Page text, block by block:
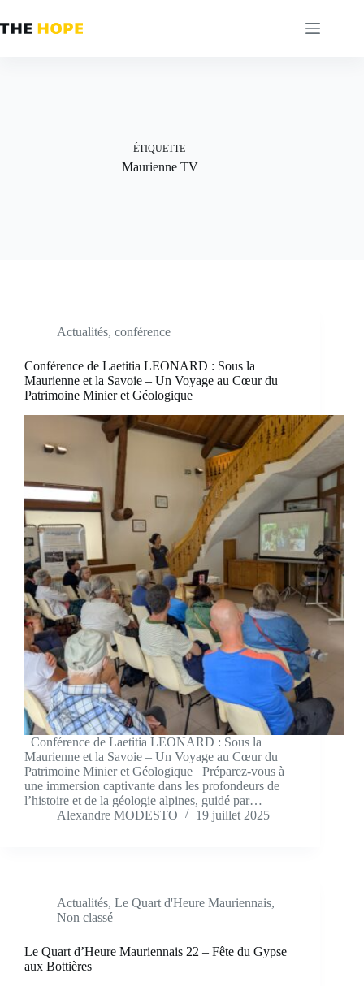
au
contenu
ÉTIQUETTE
Maurienne TV
Actualités, conférence
Conférence de Laetitia LEONARD : Sous la
Maurienne et la Savoie – Un Voyage au Cœur du
Patrimoine Minier et Géologique
Conférence de Laetitia LEONARD : Sous la
Maurienne et la Savoie – Un Voyage au Cœur du
Patrimoine Minier et Géologique Préparez-vous à
une immersion captivante dans les profondeurs de
l’histoire et de la géologie alpines, guidé par…
Alexandre MODESTO
19 juillet 2025
Actualités, Le Quart d'Heure Mauriennais,
Non classé
Le Quart d’Heure Mauriennais 22 – Fête du Gypse
aux Bottières